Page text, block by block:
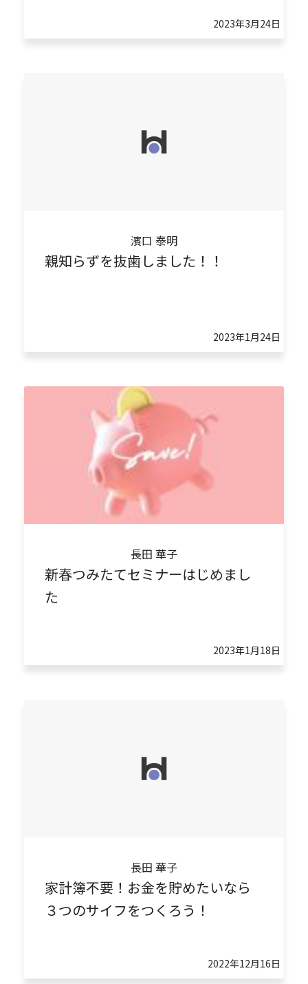
2023年3月24日
濱口 泰明
親知らずを抜歯しました！！
2023年1月24日
長田 華子
新春つみたてセミナーはじめまし
た
2023年1月18日
長田 華子
家計簿不要！お金を貯めたいなら
３つのサイフをつくろう！
2022年12月16日